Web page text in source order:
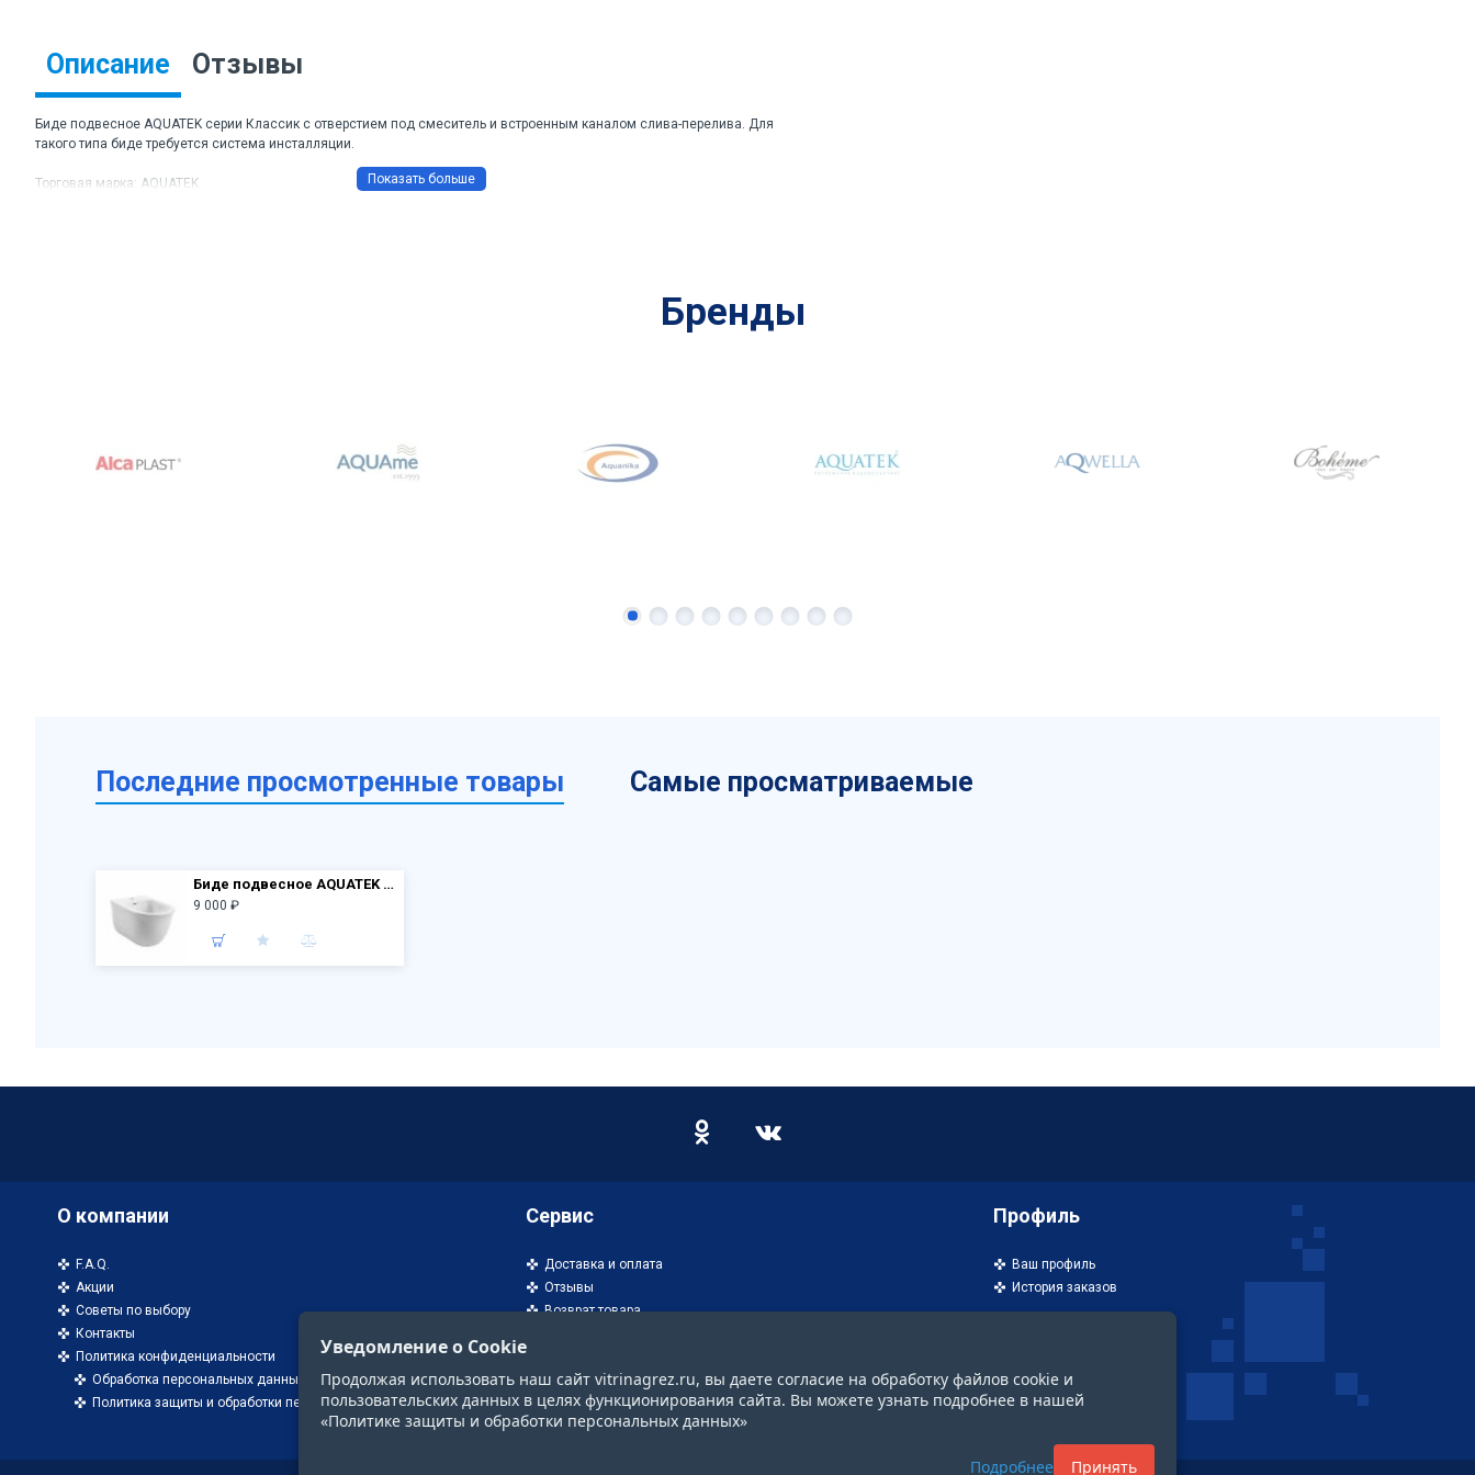
Описание Отзывы
Биде подвесное AQUATEK серии Классик с отверстием под смеситель и встроенным каналом слива-перелива. Для
такого типа биде требуется система инсталляции.
Торговая марка: AQUATEK
Бренды
Последние просмотренные товары Самые просматриваемые
Биде подвесное AQUATEK AQ1160-00 Классик 525*365*340 мм
9 000 ₽
О компании
F.A.Q.
Акции
Советы по выбору
Контакты
Политика конфиденциальности
Обработка персональных данных
Политика защиты и обработки персональных данных
Сервис
Доставка и оплата
Отзывы
Возврат товара
Профиль
Ваш профиль
История заказов
Уведомление о Cookie
Продолжая использовать наш сайт vitrinagrez.ru, вы даете согласие на обработку файлов cookie и
пользовательских данных в целях функционирования сайта. Вы можете узнать подробнее в нашей
«Политике защиты и обработки персональных данных»
Подробнее Принять